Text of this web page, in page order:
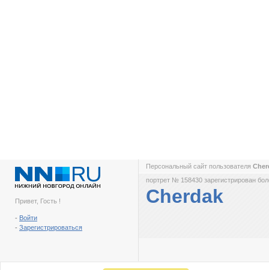
Привет, Гость !
- Войти
- Зарегистрироваться
Персональный сайт пользователя
портрет № 158430 зарегистрирован
Cherdak